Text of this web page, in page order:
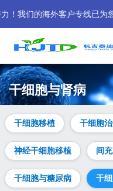
们的海外客户专线已为您
干细胞与肾病
干细胞移植 干细胞
神经干细胞移植 间
干细胞与糖尿病 干